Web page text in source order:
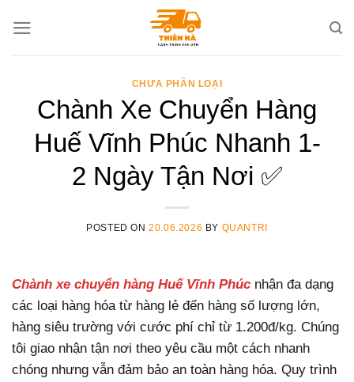
CHƯA PHÂN LOẠI
Chành Xe Chuyển Hàng
Huế Vĩnh Phúc Nhanh 1-
2 Ngày Tận Nơi ✅
POSTED ON20.06.2026 BY QUANTRI
Chành xe chuyển hàng Huế Vĩnh Phúc nhận đa dạng
các loại hàng hóa từ hàng lẻ đến hàng số lượng lớn,
hàng siêu trường với cước phí chỉ từ 1.200đ/kg. Chúng
tôi giao nhận tận nơi theo yêu cầu một cách nhanh
chóng nhưng vẫn đảm bảo an toàn hàng hóa. Quy trình